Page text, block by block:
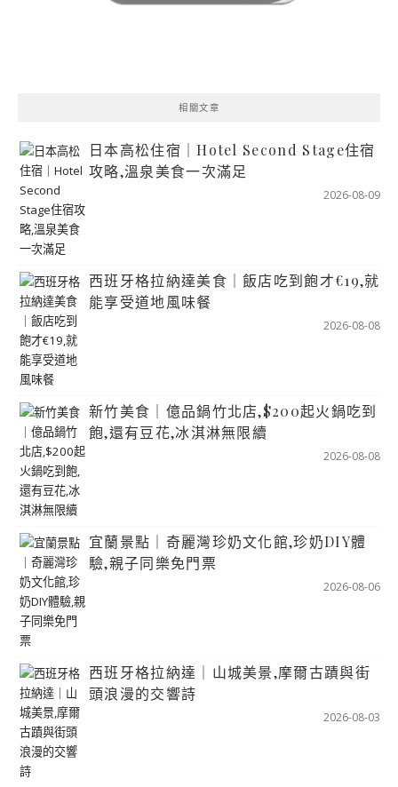
相關文章
日本高松住宿｜Hotel Second Stage住宿
攻略,溫泉美食一次滿足
2026-08-09
西班牙格拉納達美食｜飯店吃到飽才€19,就
能享受道地風味餐
2026-08-08
新竹美食｜億品鍋竹北店,$200起火鍋吃到
飽,還有豆花,冰淇淋無限續
2026-08-08
宜蘭景點｜奇麗灣珍奶文化館,珍奶DIY體
驗,親子同樂免門票
2026-08-06
西班牙格拉納達｜山城美景,摩爾古蹟與街
頭浪漫的交響詩
2026-08-03